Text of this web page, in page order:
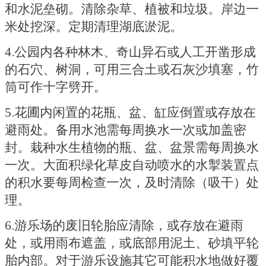
和水泥垒砌。清除杂草、植被和垃圾。岸边一
米处挖深。定期清理湖底淤泥。
4.公园内各种林木、奇山异石或人工开凿形成
的石穴、树洞，可用三合土或石灰沙填塞，竹
筒可作十字劈开。
5.花圃内闲置的花瓶、盆、缸应倒置或存放在
避雨处。备用水池需每周换水一次或加盖密
封。栽种水生植物的瓶、盆、盆景需每周换水
一次。大面积绿化草皮自动喷水的水掣装置点
的积水要每周检查一次，及时清除（吸干）处
理。
6.游乐场的废旧轮胎应清除，或存放在避雨
处，或用雨布遮盖，或底部用泥土、砂填平轮
胎内部。对于游乐设施其它可能积水地做好覆